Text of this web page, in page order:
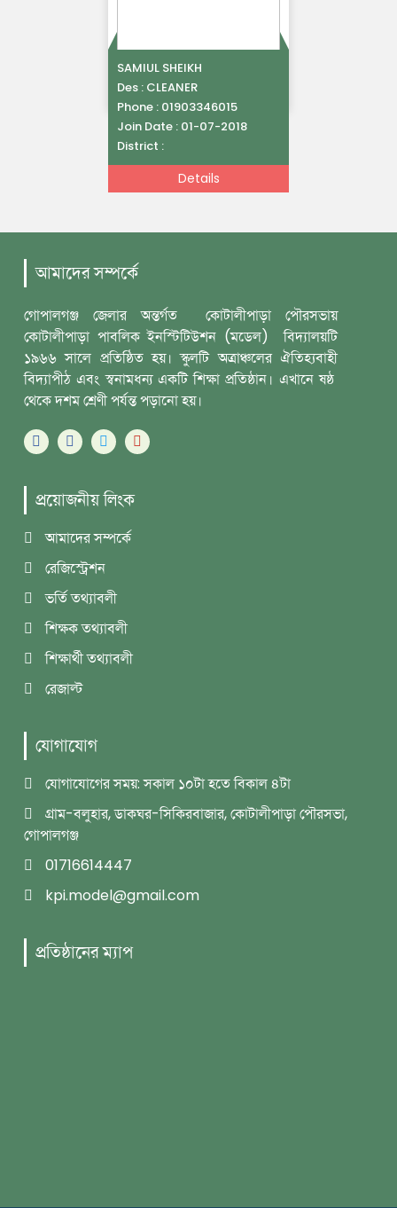
SAMIUL SHEIKH
Des : CLEANER
Phone : 01903346015
Join Date : 01-07-2018
District :
Details
আমাদের সম্পর্কে
গোপালগঞ্জ জেলার অন্তর্গত কোটালীপাড়া পৌরসভায়
কোটালীপাড়া পাবলিক ইনস্টিটিউশন (মডেল) বিদ্যালয়টি
১৯৬৬ সালে প্রতিষ্ঠিত হয়। স্কুলটি অত্রাঞ্চলের ঐতিহ্যবাহী
বিদ্যাপীঠ এবং স্বনামধন্য একটি শিক্ষা প্রতিষ্ঠান। এখানে ষষ্ঠ
থেকে দশম শ্রেণী পর্যন্ত পড়ানো হয়।
প্রয়োজনীয় লিংক
আমাদের সম্পর্কে
রেজিস্ট্রেশন
ভর্তি তথ্যাবলী
শিক্ষক তথ্যাবলী
শিক্ষার্থী তথ্যাবলী
রেজাল্ট
যোগাযোগ
যোগাযোগের সময়: সকাল ১০টা হতে বিকাল ৪টা
গ্রাম-বলুহার, ডাকঘর-সিকিরবাজার, কোটালীপাড়া পৌরসভা,
গোপালগঞ্জ
01716614447
kpi.model@gmail.com
প্রতিষ্ঠানের ম্যাপ